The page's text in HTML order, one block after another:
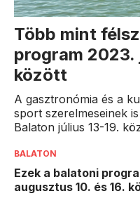
Több mint
program 2023.
között
A gasztronómia és a
sport szerelmeseinek
Balaton július 13-19.
BALATON
Ezek a balatoni
augusztus 10. és 16.